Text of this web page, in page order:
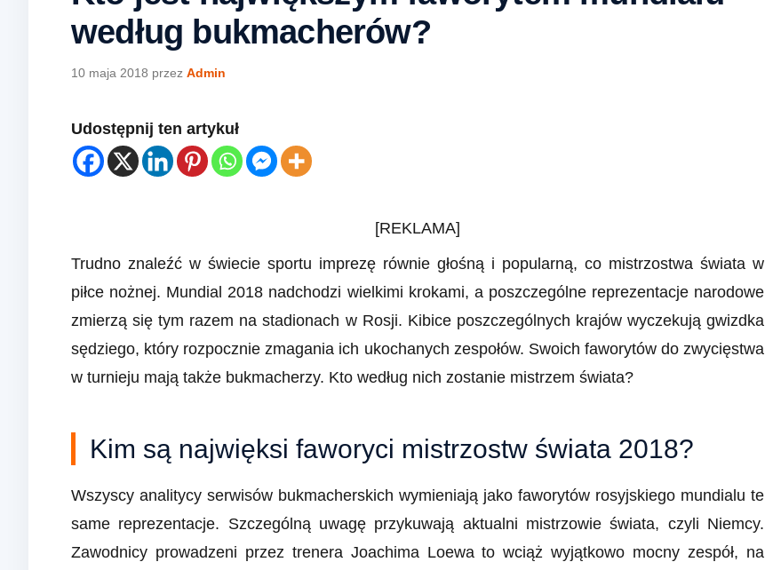
według bukmacherów?
10 maja 2018 przez Admin
Udostępnij ten artykuł
[REKLAMA]
Trudno znaleźć w świecie sportu imprezę równie głośną i popularną, co mistrzostwa świata w
piłce nożnej. Mundial 2018 nadchodzi wielkimi krokami, a poszczególne reprezentacje narodowe
zmierzą się tym razem na stadionach w Rosji. Kibice poszczególnych krajów wyczekują gwizdka
sędziego, który rozpocznie zmagania ich ukochanych zespołów. Swoich faworytów do zwycięstwa
w turnieju mają także bukmacherzy. Kto według nich zostanie mistrzem świata?
Kim są najwięksi faworyci mistrzostw świata 2018?
Wszyscy analitycy serwisów bukmacherskich wymieniają jako faworytów rosyjskiego mundialu te
same reprezentacje. Szczególną uwagę przykuwają aktualni mistrzowie świata, czyli Niemcy.
Zawodnicy prowadzeni przez trenera Joachima Loewa to wciąż wyjątkowo mocny zespół, na